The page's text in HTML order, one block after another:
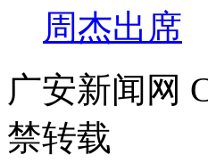
周杰出席
广安新闻网
禁转载